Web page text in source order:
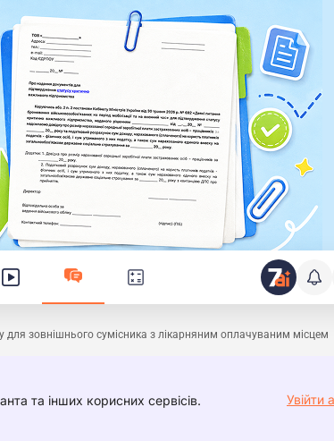
зовнішнього сумісника з лікарняним оплачуваним місцем
та інших корисних сервісів. Увійти